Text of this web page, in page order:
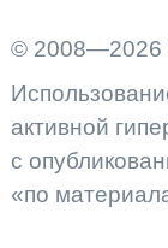
© 2008—2026
активной
с
«по